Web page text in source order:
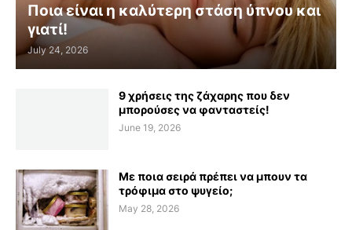
Ποια είναι η καλύτερη στάση ύπνου και
γιατί!
July 24, 2026
9 χρήσεις της ζάχαρης που δεν
μπορούσες να φανταστείς!
June 19, 2026
Με ποια σειρά πρέπει να μπουν τα
τρόφιμα στο ψυγείο;
May 28, 2026